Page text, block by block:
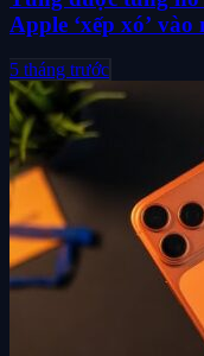
Apple ‘xếp xó’
5 tháng trước